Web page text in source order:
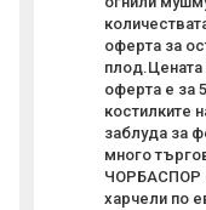
оферта за
плод.Цената
оферта е за
костилките
заблуда за
много
ЧОРБАСПОР
харчели по